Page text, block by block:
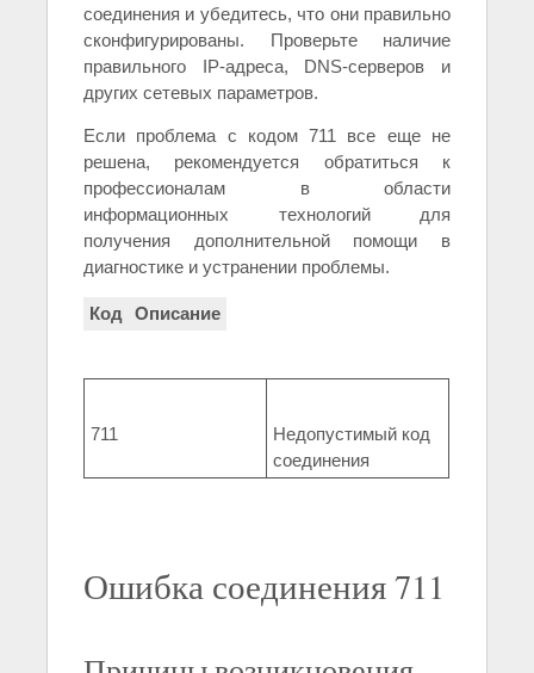
соединения и убедитесь, что они правильно
сконфигурированы. Проверьте наличие
правильного IP-адреса, DNS-серверов и
других сетевых параметров.
Если проблема с кодом 711 все еще не
решена, рекомендуется обратиться к
профессионалам в области
информационных технологий для
получения дополнительной помощи в
диагностике и устранении проблемы.
Код Описание
711
Недопустимый код
соединения
Ошибка соединения 711